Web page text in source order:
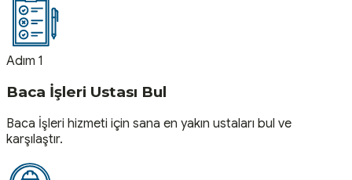
Adım 1
Baca İşleri Ustası Bul
Baca İşleri hizmeti için sana en yakın ustaları bul ve
karşılaştır.